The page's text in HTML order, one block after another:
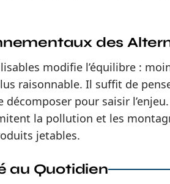
des
modifie l’équilibre :
raisonnable. Il suffit de
décomposer pour saisir
la pollution et les
jetables.
au Quotidien